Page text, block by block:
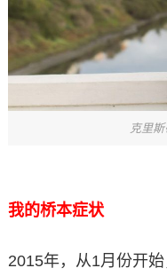
克里
我的桥本症状
2015年，从1月份开始